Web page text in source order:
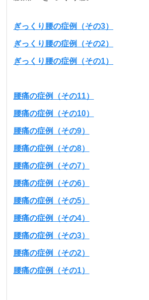
ぎっくり腰の症例（その3）
ぎっくり腰の症例（その2）
ぎっくり腰の症例（その1）
腰痛の症例（その11）
腰痛の症例（その10）
腰痛の症例（その9）
腰痛の症例（その8）
腰痛の症例（その7）
腰痛の症例（その6）
腰痛の症例（その5）
腰痛の症例（その4）
腰痛の症例（その3）
腰痛の症例（その2）
腰痛の症例（その1）